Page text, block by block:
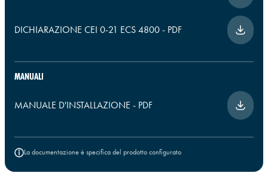
DICHIARAZIONE CEI 0-21 ECS 4800 - PDF
MANUALI
MANUALE D'INSTALLAZIONE - PDF
La documentazione è specifica del prodotto configurato